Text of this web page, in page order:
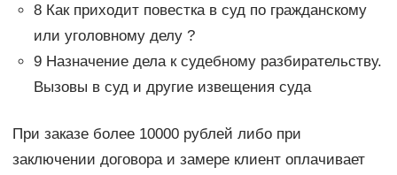
8 Как приходит повестка в суд по гражданскому
или уголовному делу ?
9 Назначение дела к судебному разбирательству.
Вызовы в суд и другие извещения суда
При заказе более 10000 рублей либо при
заключении договора и замере клиент оплачивает